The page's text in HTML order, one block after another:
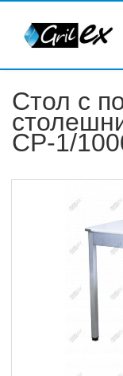
Стол с
СР-1/